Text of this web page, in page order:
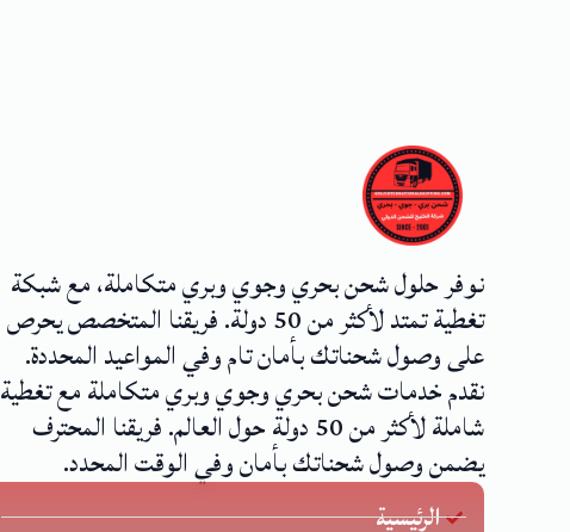
نوفر حلول شحن بحري وجوي وبري متكاملة، مع شبكة
تغطية تمتد لأكثر من 50 دولة. فريقنا المتخصص يحرص
على وصول شحناتك بأمان تام وفي المواعيد المحددة.
نقدم خدمات شحن بحري وجوي وبري متكاملة مع تغطية
شاملة لأكثر من 50 دولة حول العالم. فريقنا المحترف
يضمن وصول شحناتك بأمان وفي الوقت المحدد.
الرئيسية